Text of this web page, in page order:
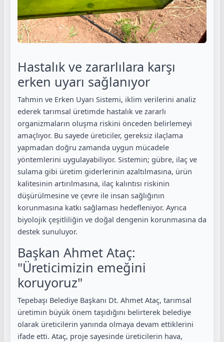
Hastalık ve zararlılara karşı
erken uyarı sağlanıyor
Tahmin ve Erken Uyarı Sistemi, iklim verilerini analiz
ederek tarımsal üretimde hastalık ve zararlı
organizmaların oluşma riskini önceden belirlemeyi
amaçlıyor. Bu sayede üreticiler, gereksiz ilaçlama
yapmadan doğru zamanda uygun mücadele
yöntemlerini uygulayabiliyor. Sistemin; gübre, ilaç ve
sulama gibi üretim giderlerinin azaltılmasına, ürün
kalitesinin artırılmasına, ilaç kalıntısı riskinin
düşürülmesine ve çevre ile insan sağlığının
korunmasına katkı sağlaması hedefleniyor. Ayrıca
biyolojik çeşitliliğin ve doğal dengenin korunmasına da
destek sunuluyor.
Başkan Ahmet Ataç:
"Üreticimizin emeğini
koruyoruz"
Tepebaşı Belediye Başkanı Dt. Ahmet Ataç, tarımsal
üretimin büyük önem taşıdığını belirterek belediye
olarak üreticilerin yanında olmaya devam ettiklerini
ifade etti. Ataç, proje sayesinde üreticilerin hava,